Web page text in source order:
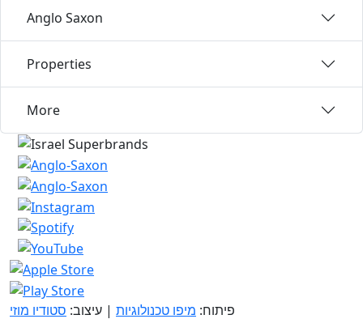
Anglo Saxon
Properties
More
פיתוח: מיפו טכנולוגיות | עיצוב: סטודיו מוזי